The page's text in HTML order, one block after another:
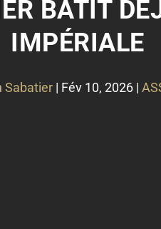
BÂTIT
IMPÉRIALE
Sabatier| Fév 10, 2026|